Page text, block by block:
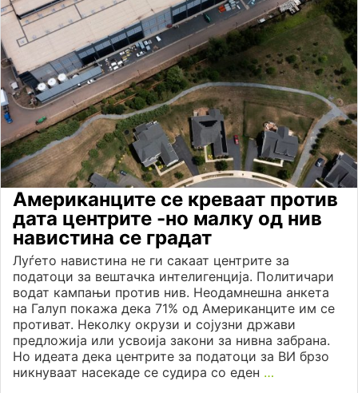
Американците се креваат против
дата центрите -но малку од нив
навистина се градат
Луѓето навистина не ги сакаат центрите за
податоци за вештачка интелигенција. Политичари
водат кампањи против нив. Неодамнешна анкета
на Галуп покажа дека 71% од Американците им се
противат. Неколку окрузи и сојузни држави
предложија или усвоија закони за нивна забрана.
Но идеата дека центрите за податоци за ВИ брзо
никнуваат насекаде се судира со еден …